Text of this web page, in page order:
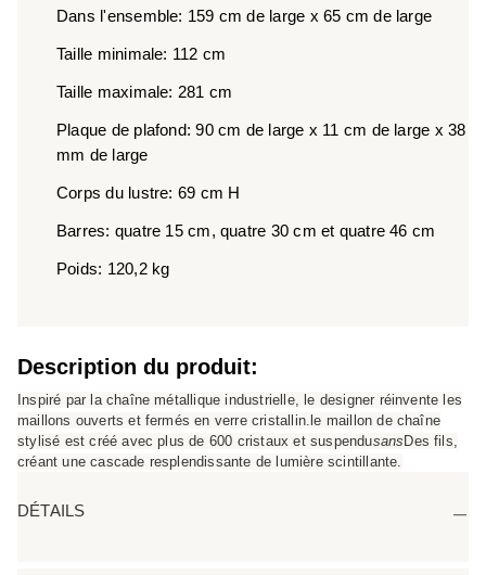
Dans l'ensemble: 159 cm de large x 65 cm de large
Taille minimale: 112 cm
Taille maximale: 281 cm
Plaque de plafond: 90 cm de large x 11 cm de large x 38
mm de large
Corps du lustre: 69 cm H
Barres: quatre 15 cm, quatre 30 cm et quatre 46 cm
Poids: 120,2 kg
Description du produit:
Inspiré par la chaîne métallique industrielle, le designer réinvente les
maillons ouverts et fermés en verre cristallin.le maillon de chaîne
stylisé est créé avec plus de 600 cristaux et suspendusans Des fils,
créant une cascade resplendissante de lumière scintillante.
DÉTAILS